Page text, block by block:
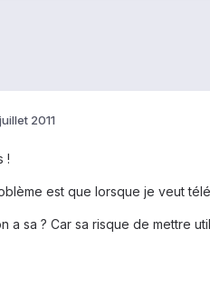
2011
!
est que lorsque je veut
a sa ? Car sa risque de mettre